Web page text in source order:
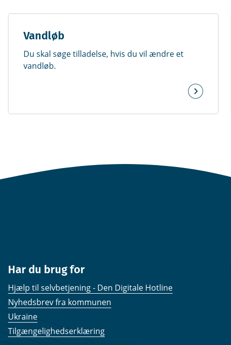
Vandløb
Du skal søge tilladelse, hvis du vil ændre et
vandløb.
Har du brug for
Hjælp til selvbetjening - Den Digitale Hotline
Nyhedsbrev fra kommunen
Ukraine
Tilgængelighedserklæring